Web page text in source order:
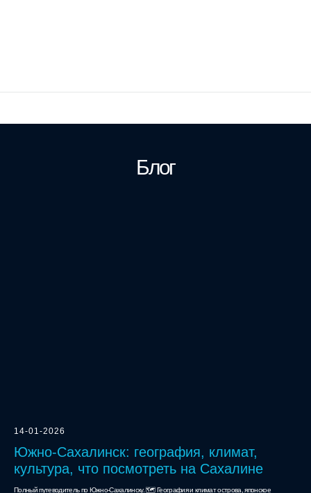
Блог
14-01-2026
Южно-Сахалинск: география, климат,
культура, что посмотреть на Сахалине
Полный путеводитель по Южно-Сахалинску. 🗺️ География и климат острова, японское